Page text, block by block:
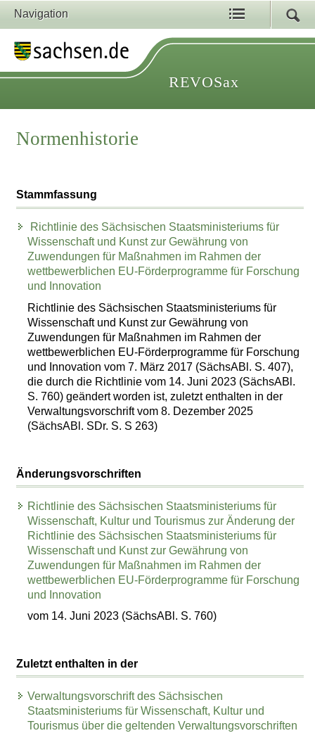
Navigation
REVOSax
Normenhistorie
Stammfassung
Richtlinie des Sächsischen Staatsministeriums für
Wissenschaft und Kunst zur Gewährung von
Zuwendungen für Maßnahmen im Rahmen der
wettbewerblichen EU-Förderprogramme für Forschung
und Innovation
Richtlinie des Sächsischen Staatsministeriums für
Wissenschaft und Kunst zur Gewährung von
Zuwendungen für Maßnahmen im Rahmen der
wettbewerblichen EU-Förderprogramme für Forschung
und Innovation vom 7. März 2017 (SächsABl. S. 407),
die durch die Richtlinie vom 14. Juni 2023 (SächsABl.
S. 760) geändert worden ist, zuletzt enthalten in der
Verwaltungsvorschrift vom 8. Dezember 2025
(SächsABl. SDr. S. S 263)
Änderungsvorschriften
Richtlinie des Sächsischen Staatsministeriums für
Wissenschaft, Kultur und Tourismus zur Änderung der
Richtlinie des Sächsischen Staatsministeriums für
Wissenschaft und Kunst zur Gewährung von
Zuwendungen für Maßnahmen im Rahmen der
wettbewerblichen EU-Förderprogramme für Forschung
und Innovation
vom 14. Juni 2023 (SächsABl. S. 760)
Zuletzt enthalten in der
Verwaltungsvorschrift des Sächsischen
Staatsministeriums für Wissenschaft, Kultur und
Tourismus über die geltenden Verwaltungsvorschriften